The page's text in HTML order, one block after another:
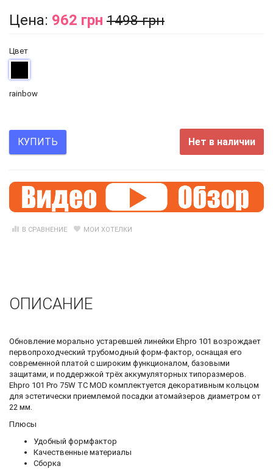
Цена: 962 грн 1498 грн
Цвет
rainbow
КУПИТЬ Нет в наличии
В СРАВНЕНИЕ МОИ ХОТЕЛКИ
ОПИСАНИЕ
Обновление морально устаревшей линейки Ehpro 101 возрождает
первопроходческий трубомодный форм-фактор, оснащая его
современной платой с широким функционалом, базовыми
защитами, и поддержкой трёх аккумуляторных типоразмеров.
Ehpro 101 Pro 75W TC MOD комплектуется декоративным кольцом
для эстетически приемлемой посадки атомайзеров диаметром от
22 мм.
Плюсы
Удобный формфактор
Качественные материалы
Сборка